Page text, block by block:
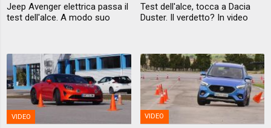
Jeep Avenger elettrica passa il
test dell'alce. A modo suo
Test dell'alce, tocca a Dacia
Duster. Il verdetto? In video
VIDEO VIDEO